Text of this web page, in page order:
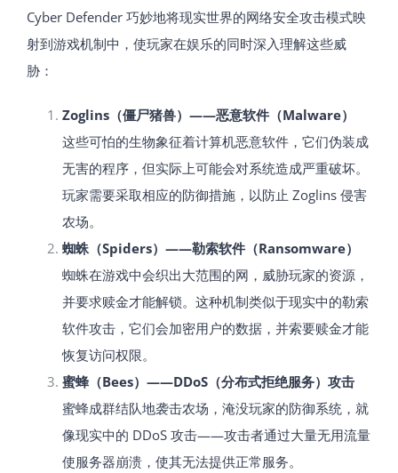
Cyber Defender 巧妙地将现实世界的网络安全攻击模式映
射到游戏机制中，使玩家在娱乐的同时深入理解这些威
胁：
Zoglins（僵尸猪兽）——恶意软件（Malware）
这些可怕的生物象征着计算机恶意软件，它们伪装成
无害的程序，但实际上可能会对系统造成严重破坏。
玩家需要采取相应的防御措施，以防止 Zoglins 侵害
农场。
蜘蛛（Spiders）——勒索软件（Ransomware）
蜘蛛在游戏中会织出大范围的网，威胁玩家的资源，
并要求赎金才能解锁。这种机制类似于现实中的勒索
软件攻击，它们会加密用户的数据，并索要赎金才能
恢复访问权限。
蜜蜂（Bees）——DDoS（分布式拒绝服务）攻击
蜜蜂成群结队地袭击农场，淹没玩家的防御系统，就
像现实中的 DDoS 攻击——攻击者通过大量无用流量
使服务器崩溃，使其无法提供正常服务。